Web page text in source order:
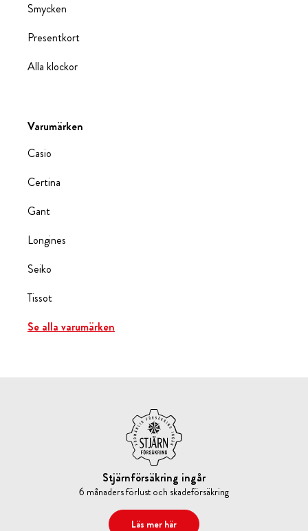
Smycken
Presentkort
Alla klockor
Varumärken
Casio
Certina
Gant
Longines
Seiko
Tissot
Se alla varumärken
Stjärnförsäkring ingår
6 månaders förlust och skadeförsäkring
Läs mer här